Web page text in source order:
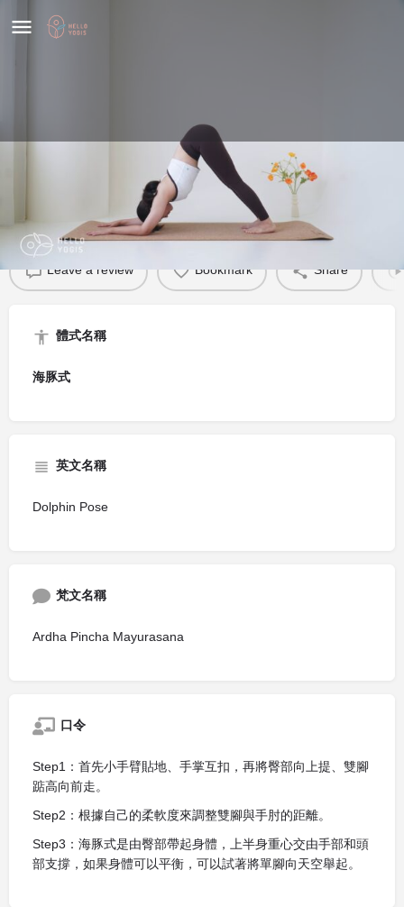
Leave a review Bookmark Share
體式名稱
海豚式
英文名稱
Dolphin Pose
梵文名稱
Ardha Pincha Mayurasana
口令
Step1：首先小手臂貼地、手掌互扣，再將臀部向上提、雙腳
踮高向前走。
Step2：根據自己的柔軟度來調整雙腳與手肘的距離。
Step3：海豚式是由臀部帶起身體，上半身重心交由手部和頭
部支撐，如果身體可以平衡，可以試著將單腳向天空舉起。